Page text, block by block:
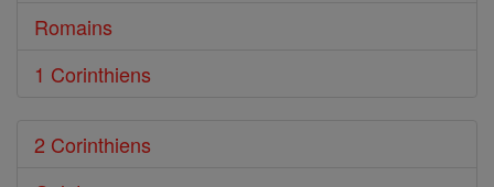
Romains
1 Corinthiens
2 Corinthiens